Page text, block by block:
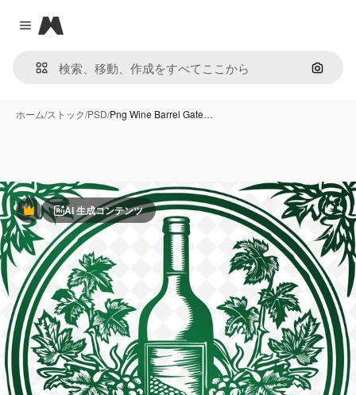
Close menu
Magnific
画像で
ホーム/ストック/PSD/Png Wine Barrel Gate…
PremiumAI 生成コンテンツ